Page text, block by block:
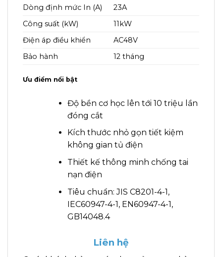
Dòng định mức In (A)
23A
Công suất (kW)
11kW
Điện áp điều khiển
AC48V
Bảo hành
12 tháng
Ưu điểm nổi bật
Độ bền cơ học lên tới 10 triệu lần
đóng cắt
Kích thước nhỏ gọn tiết kiệm
không gian tủ điện
Thiết kế thông minh chống tai
nạn điện
Tiêu chuẩn: JIS C8201-4-1,
IEC60947-4-1, EN60947-4-1,
GB14048.4
Liên hệ